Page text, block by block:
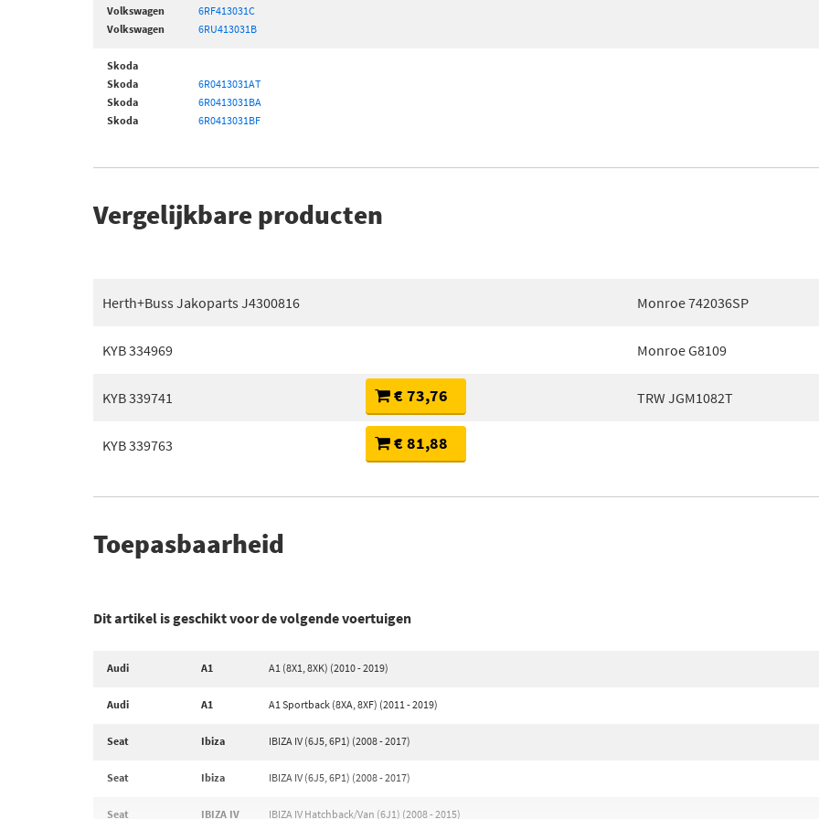
Volkswagen
6RF413031C
Volkswagen
6RU413031B
Skoda
Skoda
6R0413031AT
Skoda
6R0413031BA
Skoda
6R0413031BF
Vergelijkbare producten
Herth+Buss Jakoparts J4300816
KYB 334969
KYB 339741 € 73,76
KYB 339763 € 81,88
Monroe 742036SP
Monroe G8109
TRW JGM1082T
Toepasbaarheid
Dit artikel is geschikt voor de volgende voertuigen
Audi A1 A1 (8X1, 8XK) (2010 - 2019)
Audi A1 A1 Sportback (8XA, 8XF) (2011 - 2019)
Seat Ibiza IBIZA IV (6J5, 6P1) (2008 - 2017)
Seat Ibiza IBIZA IV (6J5, 6P1) (2008 - 2017)
Seat IBIZA IV IBIZA IV Hatchback/Van (6J1) (2008 - 2015)